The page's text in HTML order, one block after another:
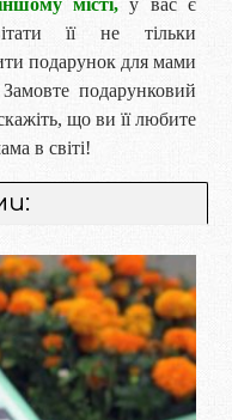
місті, у вас є
її не тільки
подарунок для мами
подарунковий
що ви її любите
в світі!